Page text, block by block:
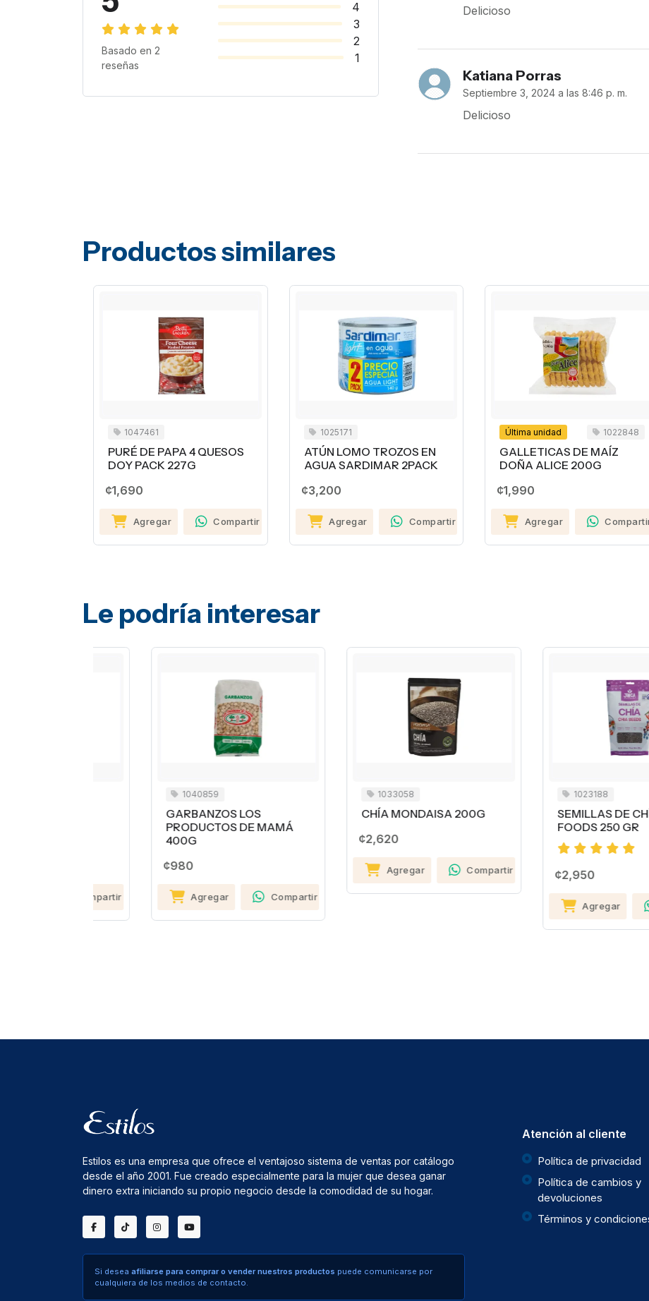
Basado en 2
reseñas
4
3
2
1
Delicioso
Katiana Porras
Septiembre 3, 2024 a las 8:46 p. m.
Delicioso
Productos similares
1047461
PURÉ DE PAPA 4 QUESOS
DOY PACK 227G
¢1,690
Agregar Compartir
1025171
ATÚN LOMO TROZOS EN
AGUA SARDIMAR 2PACK
¢3,200
Agregar Compartir
Última unidad 1022848
GALLETICAS DE MAÍZ
DOÑA ALICE 200G
¢1,990
Agregar Compartir
Le podría interesar
GARBANZOS LOS
PRODUCTOS DE MAMÁ
Compartir
CHÍA MONDAISA 200G
Agregar Compartir
SEMILLAS DE CHÍA JINCA
FOODS 250 GR
¢2,950
Estilos es una empresa que ofrece el ventajoso sistema de ventas por catálogo
desde el año 2001. Fue creado especialmente para la mujer que desea ganar
dinero extra iniciando su propio negocio desde la comodidad de su hogar.
Si desea afiliarse para comprar o vender nuestros productos puede comunicarse por
cualquiera de los medios de contacto.
Atención al cliente
Política de privacidad
Política de cambios y
devoluciones
Términos y